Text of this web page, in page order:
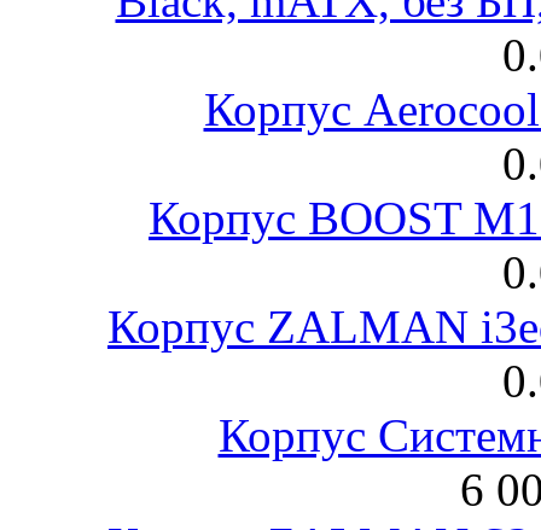
Корпус
Корпус BOOST
Корпус ZALMAN
Корпус
6